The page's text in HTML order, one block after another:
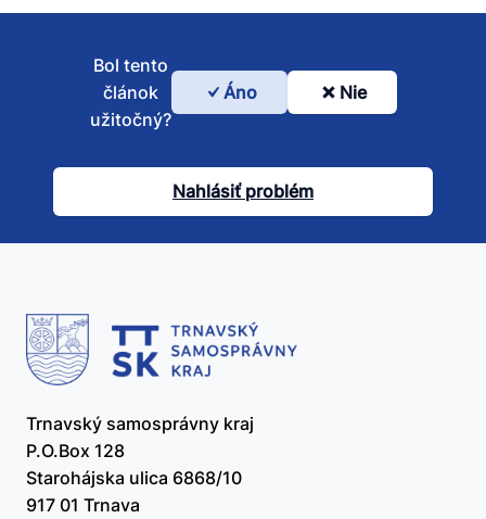
Bol
článok
užitočný?
Bol tento
článok
užitočný?
Áno Nie
Nahlásiť problém
Trnavský samosprávny kraj
P.O.Box 128
Starohájska ulica 6868/10
917 01 Trnava